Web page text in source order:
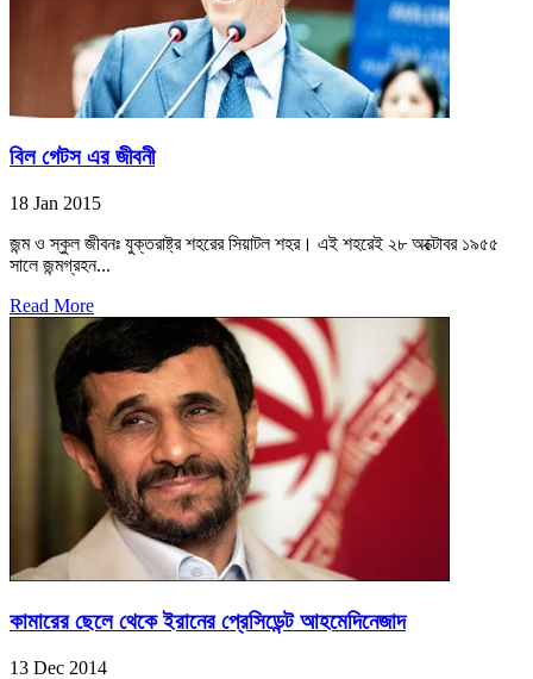
বিল গেটস এর জীবনী
18 Jan 2015
জন্ম ও স্কুল জীবনঃ যুক্তরাষ্ট্র শহরের সিয়াটল শহর। এই শহরেই ২৮ অক্টোবর ১৯৫৫
সালে জন্মগ্রহন...
Read More
কামারের ছেলে থেকে ইরানের প্রেসিডেন্ট আহমেদিনেজাদ
13 Dec 2014